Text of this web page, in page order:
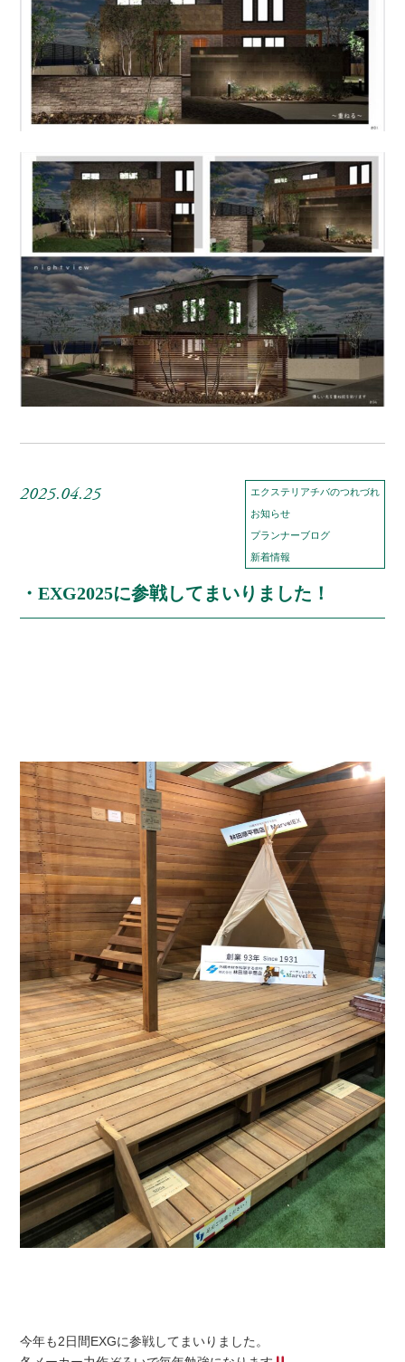
2025.04.25
エクステリアチバのつれづれ
お知らせ
プランナーブログ
新着情報
・EXG2025に参戦してまいりました！
今年も2日間EXGに参戦してまいりました。